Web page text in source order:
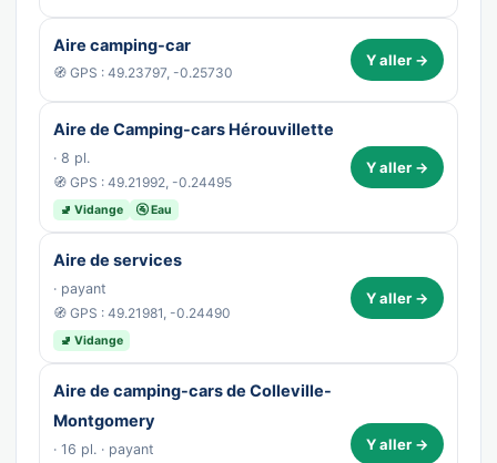
Aire camping-car
🧭 GPS : 49.23797, -0.25730
Y aller →
Aire de Camping-cars Hérouvillette
· 8 pl.
🧭 GPS : 49.21992, -0.24495
🚽 Vidange 🚰 Eau
Y aller →
Aire de services
· payant
🧭 GPS : 49.21981, -0.24490
🚽 Vidange
Y aller →
Aire de camping-cars de Colleville-
Montgomery
· 16 pl. · payant
Y aller →